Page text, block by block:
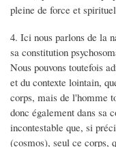
pleine de force et
4. Ici nous parlons de la
sa constitution
Nous pouvons toutefois
et du contexte lointain,
corps, mais de l'homme
donc également dans sa
incontestable que, si
(cosmos), seul ce corps,